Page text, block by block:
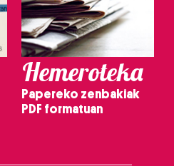
Hemeroteka
Papereko zenbakiak
PDF formatuan